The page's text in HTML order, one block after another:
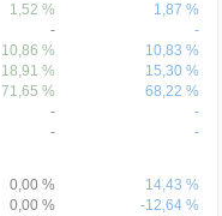
1,52 %
1,87 %
-
-
10,86 %
10,83 %
18,91 %
15,30 %
71,65 %
68,22 %
-
-
-
-
0,00 %
14,43 %
0,00 %
-12,64 %